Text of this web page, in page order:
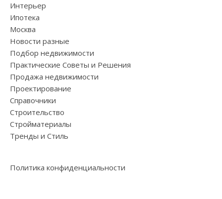
Интерьер
Ипотека
Москва
Новости разные
Подбор недвижимости
Практические Советы и Решения
Продажа недвижимости
Проектирование
Справочники
Строительство
Стройматериалы
Тренды и Стиль
Политика конфиденциальности